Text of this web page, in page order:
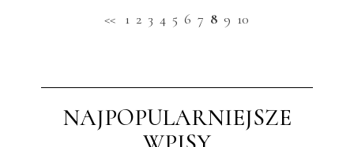
<< 1 2 3 4 5 6 7 8 9 10
NAJPOPULARNIEJSZE